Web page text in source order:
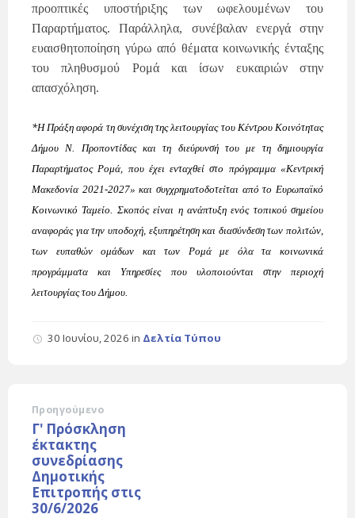
προοπτικές υποστήριξης των ωφελουμένων του
Παραρτήματος. Παράλληλα, συνέβαλανενεργά στην
ευαισθητοποίηση γύρω από θέματα κοινωνικής ένταξης
του πληθυσμού Ρομά και ίσων ευκαιριών στην
απασχόληση.
*Η Πράξη αφορά τη συνέχιση της λειτουργίας του Κέντρου Κοινότητας
Δήμου Ν. Προποντίδας και τη διεύρυνσή του με τη δημιουργία
Παραρτήματος Ρομά, που έχει ενταχθεί στο πρόγραμμα «Κεντρική
Μακεδονία 2021-2027» και συγχρηματοδοτείται από το Ευρωπαϊκό
Κοινωνικό Ταμείο.
Σκοπός είναι η ανάπτυξη ενός τοπικού σημείου
αναφοράς για την υποδοχή, εξυπηρέτηση και διασύνδεση των πολιτών,
των ευπαθών ομάδων και των Ρομά με όλα τα κοινωνικά
προγράμματα και Υπηρεσίες που υλοποιούνται στην περιοχή
λειτουργίας του Δήμου.
30 Ιουνίου, 2026 in Δελτία Τύπου
Προηγούμενο
Γ' Πρόσκληση
έκτακτης
συνεδρίασης
Δημοτικής
Επιτροπής στις
30/6/2026